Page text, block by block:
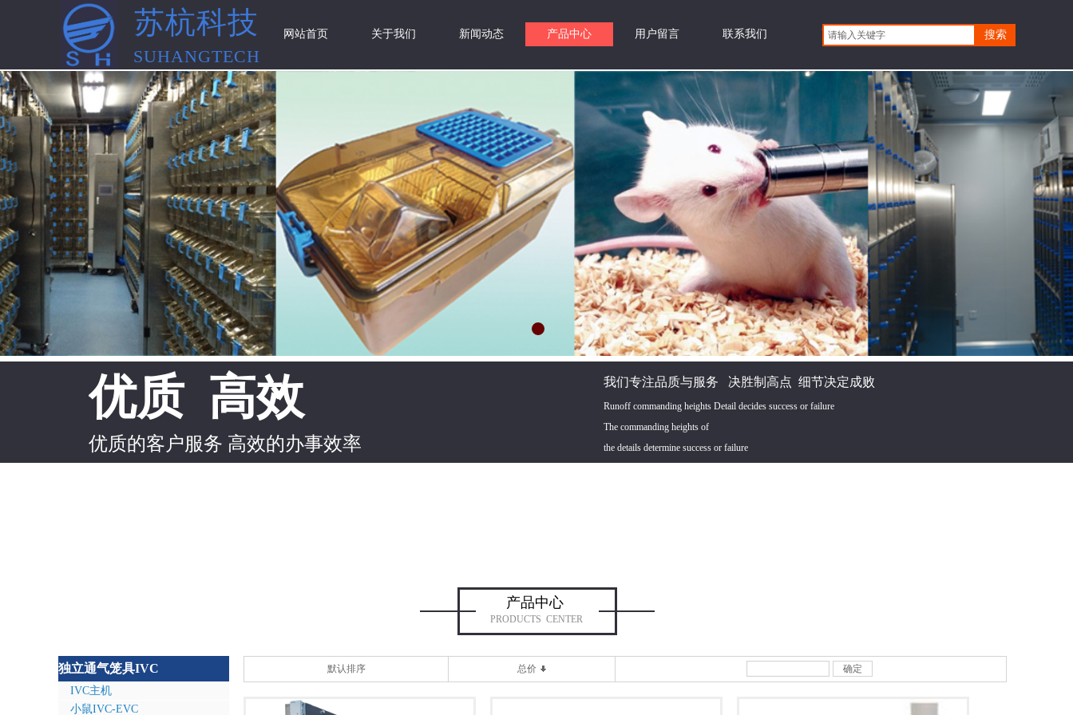
网站首页 关于我们 新闻动态 产品中心 用户留言 联系我们 更多
苏杭科技
SUHANGTECH
搜索
优质 高效
优质的客户服务 高效的办事效率
我们专注品质与服务 决胜制高点 细节决定成败
Runoff commanding heights Detail decides success or failure
The commanding heights of
the details determine success or failure
产品中心
PRODUCTS CENTER
默认排序 总价 确定
独立通气笼具IVC
IVC主机
小鼠IVC-EVC